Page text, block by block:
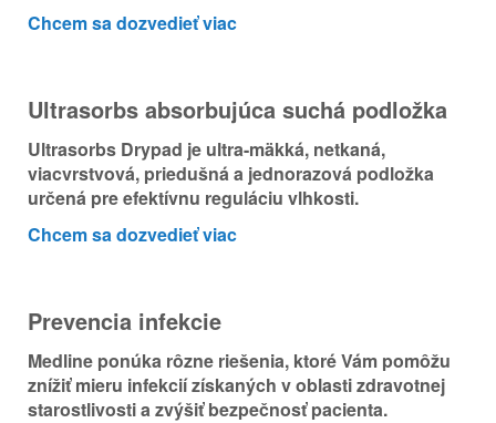
Schweiz (DE)
Svizzera (IT)
United Kingdom
Chcem sa dozvedieť viac
Ultrasorbs absorbujúca suchá podložka
Ultrasorbs Drypad je ultra-mäkká, netkaná,
viacvrstvová, priedušná a jednorazová podložka
určená pre efektívnu reguláciu vlhkosti.
Chcem sa dozvedieť viac
Prevencia infekcie
Medline ponúka rôzne riešenia, ktoré Vám pomôžu
znížiť mieru infekcií získaných v oblasti zdravotnej
starostlivosti a zvýšiť bezpečnosť pacienta.